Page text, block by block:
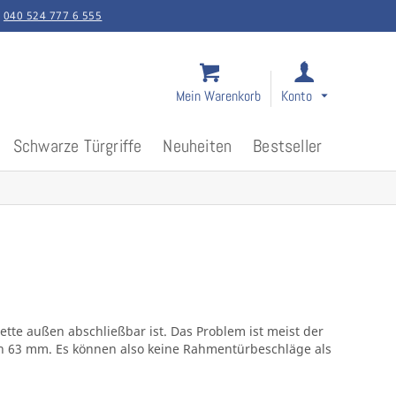
040 524 777 6 555
Konto
Mein Warenkorb
Schwarze Türgriffe Neuheiten Bestseller
außen abschließbar ist. Das Problem ist meist der
mm. Es können also keine Rahmentürbeschläge als